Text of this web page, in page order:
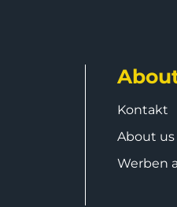
Kontakt
About us
Werben